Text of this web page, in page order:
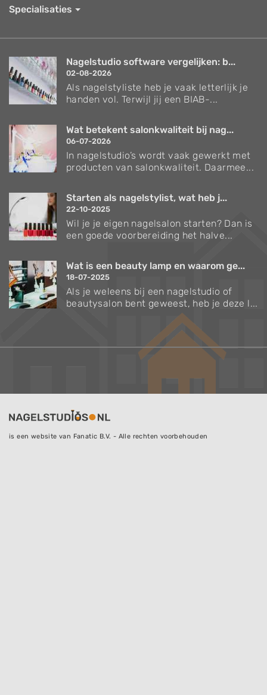
Specialisaties
Nagelstudio software vergelijken: b...
02-08-2026
Als nagelstyliste heb je vaak letterlijk je
handen vol. Terwijl jij een BIAB-...
Wat betekent salonkwaliteit bij nag...
06-07-2026
In nagelstudio’s wordt vaak gewerkt met
producten van salonkwaliteit. Daarmee...
Starten als nagelstylist, wat heb j...
22-10-2025
Wil je je eigen nagelsalon starten? Dan is
een goede voorbereiding het halve...
Wat is een beauty lamp en waarom ge...
18-07-2025
Als je weleens bij een nagelstudio of
beautysalon bent geweest, heb je deze l...
is een website van Fanatic B.V. - Alle rechten voorbehouden